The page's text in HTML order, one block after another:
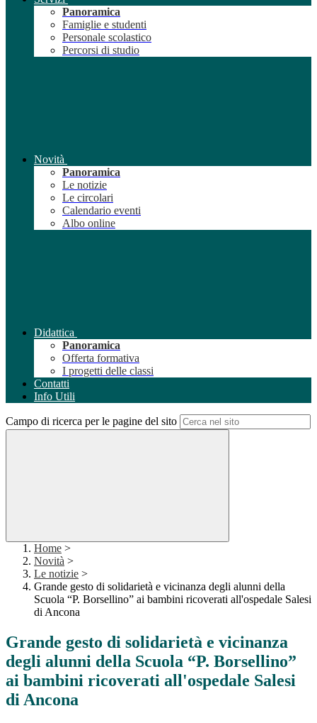
Panoramica
Famiglie e studenti
Personale scolastico
Percorsi di studio
Novità
Panoramica
Le notizie
Le circolari
Calendario eventi
Albo online
Didattica
Panoramica
Offerta formativa
I progetti delle classi
Contatti
Info Utili
Campo di ricerca per le pagine del sito
Home >
Novità >
Le notizie >
Grande gesto di solidarietà e vicinanza degli alunni della
Scuola “P. Borsellino” ai bambini ricoverati all'ospedale Salesi
di Ancona
Grande gesto di solidarietà e vicinanza
degli alunni della Scuola “P. Borsellino”
ai bambini ricoverati all'ospedale Salesi
di Ancona